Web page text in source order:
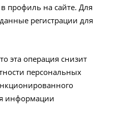
профиль на сайте. Для
регистрации для
эта операция снизит
персональных
информации